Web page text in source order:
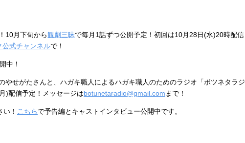
10月下旬から観劇三昧で毎月1話ずつ公開予定！初回は10月28日(水)20時配信
公式チャンネルで！
中！
やせがたさんと、ハガキ職人によるハガキ職人のためのラジオ「ボツネタラジ
)配信予定！メッセージはbotunetaradio@gmail.comまで！
！ こちらで予告編とキャストインタビュー公開中です。